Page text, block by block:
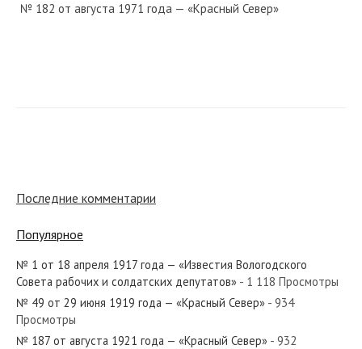
№ 182 от августа 1971 года — «Красный Север»
№ 67 от марта 1937 года — «Красный Север»
Последние комментарии
Популярное
№ 1 от 18 апреля 1917 года — «Известия Вологодского
Совета рабочих и солдатских депутатов» - 1 118 Просмотры
№ 49 от 29 июня 1919 года — «Красный Север» - 934
Просмотры
№ 187 от августа 1921 года — «Красный Север» - 932